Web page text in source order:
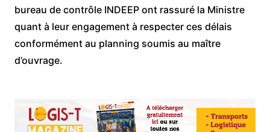
bureau de contrôle INDEEP ont rassuré la Ministre
quant à leur engagement à respecter ces délais
conformément au planning soumis au maître
d’ouvrage.